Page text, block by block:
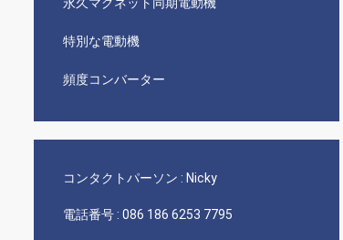
特別な電動機
頻度コンバーター
コンタクトパーソン : Nicky
電話番号 : 086 186 6253 7795